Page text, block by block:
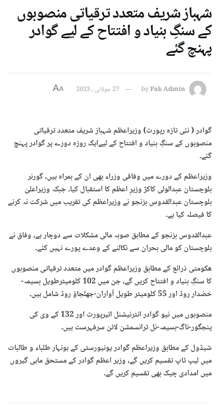
شہباز شریف متعدد ترقیاتی منصوبوں
کے سنگِ بنیاد و افتتاح کے لیے گوادر
پہنچ گئے
byPak Admin 27 جولائی , 2023 A
A
گوادر ( نئی تازہ رپورٹ) وزیراعظم شہباز شریف متعدد ترقیاتی
منصوبوں کے سنگِ بنیاد و افتتاح کے لیےایک روزہ دورے پر گوادر پہنچ
گئے۔
وزیراعظم کے دورے میں وفاقی وزراء بھی ان کے ہمراہ ہیں، گورنر
بلوچستان عبدالولی کاکڑ وزیرِ اعظم کا استقبال کیا۔ جبکہ وزیراعلیٰ
بلوچستان عبدالقدوس بزنجو نے وزیراعظم کی تقریب میں شرکت نہ کرنے
کا فیصلہ کیا ہے۔
عبدالقدوس بزنجو کے مطابق صوبہ مالی مشکلات سے دوچار ہے، وفاق نے
بلوچستان کو مالی بحران سے نکالنے کے وعدے پورے نہیں کئے۔
ھکومتی ذرائع کے مطابق وزیراعظم گوادر میں متعدد ترقیاتی منصوبوں
کا سنگِ بنیاد و افتتاح کریں گے، جن میں 102 کلومیٹرطویل بسیمہ-
خضدار روڈ اور 55 کلومیٹر طویل آواران-جھلجاؤ روڈ شامل ہیں۔
منصوبوں میں نیو گوادر انٹرنیشنل ائیرپورٹ اور 132 کے وی کی
پنجگور-ناگ-بسیمہ-نل ٹرانسمشن لائن سرفہرست ہیں۔
شیڈول کے مطابق وزیراعظم گوادر یونیورسٹی کے ہونہار طلباء و طالبات
میں لیپ ٹاپ تقسیم کریں گے، وزیر اعظم گوادر کے مستحق ماہی گیروں
میں امدادی چیک بھی تقسیم کریں گے۔